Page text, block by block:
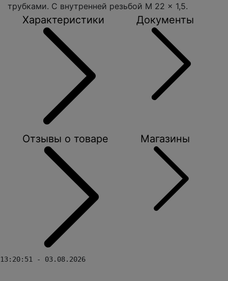
трубками. С внутренней резьбой M 22 x 1,5.
Характеристики Документы
Отзывы о товаре Магазины
13:20:51 - 03.08.2026